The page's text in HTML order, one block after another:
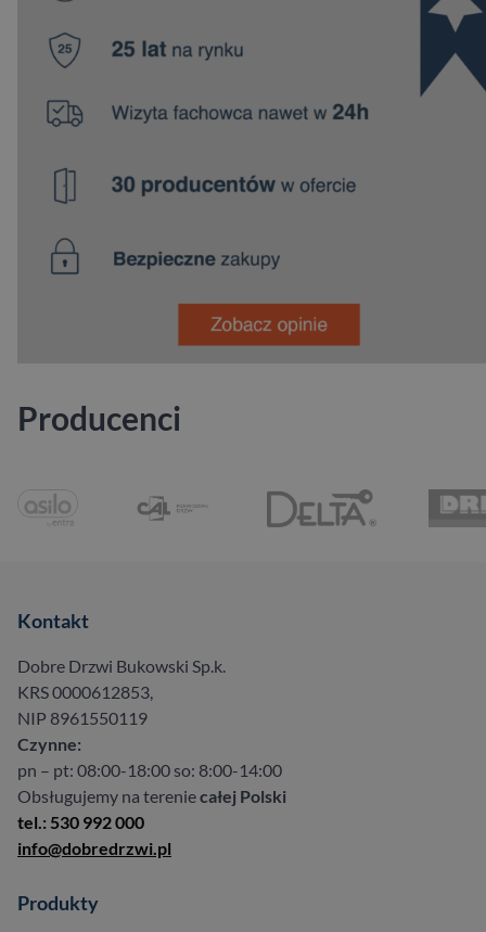
Producenci
Kontakt
Dobre Drzwi Bukowski Sp.k.
KRS 0000612853,
NIP 8961550119
Czynne:
pn – pt: 08:00-18:00 so: 8:00-14:00
Obsługujemy na tereniecałej Polski
tel.: 530 992 000
info@dobredrzwi.pl
Produkty